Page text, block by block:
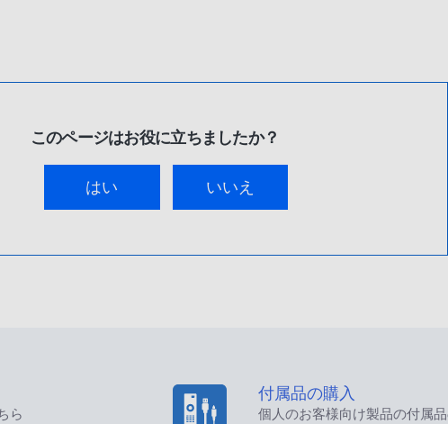
このページはお役に立ちましたか？
はい いいえ
ら
付属品の購入
個人のお客様向け製品の付属